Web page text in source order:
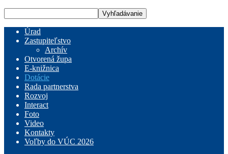
Úrad
Zastupiteľstvo
Archív
Otvorená župa
E-knižnica
Dotácie
Rada partnerstva
Rozvoj
Interact
Foto
Video
Kontakty
Voľby do VÚC 2026